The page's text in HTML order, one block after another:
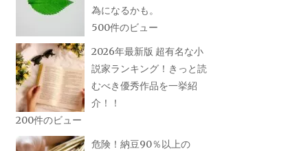
為になるかも。
500件のビュー
2026年最新版 超有名な小
説家ランキング！きっと読
むべき優秀作品を一挙紹
介！！
200件のビュー
危険！納豆90％以上の